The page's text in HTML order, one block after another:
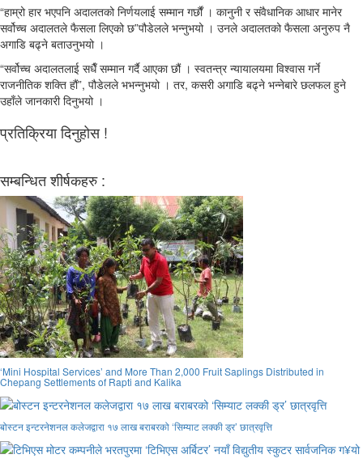
“हाम्रो हार भएपनि अदालतको निर्णयलाई सम्मान गर्छौं । कानुनी र संवैधानिक आधार मानेर
सर्वोच्च अदालतले फैसला लिएको छ”पौडेलले भन्नुभयो । उनले अदालतको फैसला अनुरुप नै
अगाडि बढ्ने बताउनुभयो ।
“सर्वोच्च अदालतलाई सधैँ सम्मान गर्दै आएका छौं । स्वतन्त्र न्यायालयमा विश्वास गर्ने
राजनीतिक शक्ति हौं”, पौडेलले भभन्नुभयो । तर, कसरी अगाडि बढ्ने भन्नेबारे छलफल हुने
उहाँले जानकारी दिनुभयो ।
प्रतिक्रिया दिनुहोस !
सम्बन्धित शीर्षकहरु :
‘Mini Hospital Services’ and More Than 2,000 Fruit Saplings Distributed in
Chepang Settlements of Rapti and Kalika
बोस्टन इन्टरनेशनल कलेजद्वारा १७ लाख बराबरको ‘सिम्याट लक्की ड्र’ छात्रवृत्ति